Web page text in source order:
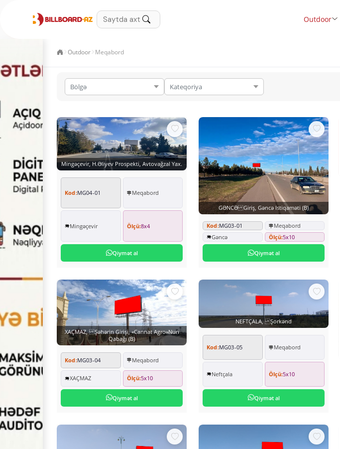
Outdoor
Outdoor Meqabord
Mingəçevir, H.Əliyev Prospekti, Avtovağzal Yax.
Kod:MG04-01 Meqabord
Mingəçevir Ölçü:8x4
Qiymət al
GƏNCƏ Giriş, Gəncə Istiqaməti (B)
Kod:MG03-01
Meqabord
Gəncə
Ölçü:5x10
Qiymət al
XAÇMAZ, Şəhərin Girişi, «Cannat Agro»nun
Qabağı (B)
Kod:MG03-04 Meqabord
XAÇMAZ Ölçü:5x10
Qiymət al
NEFTÇALA, Şorkənd
Kod:MG03-05 Meqabord
Neftçala Ölçü:5x10
Qiymət al